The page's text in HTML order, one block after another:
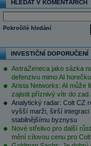
HLEDAT V KOMENTÁŘÍCH
Pokročilé hledání
INVESTIČNÍ DOPORUČENÍ
AstraZeneca jako sázka
defenzivu mimo AI horečku
Arista Networks: AI může
zajistit příznivý vítr do zad
Analytický radar: Colt CZ
vyšší marži, širší integraci
stabilnějšímu byznysu
Nové střelivo pro další
mění cílovou cenu pro